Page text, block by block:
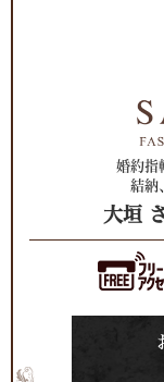
婚約指
結納
大垣